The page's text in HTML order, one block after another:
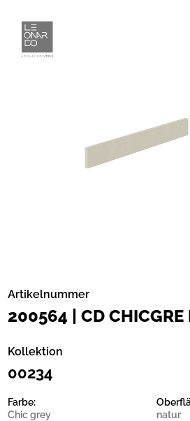
Artikelnummer
200564 | CD CHICGRE
Kollektion
00234
Farbe:
Chic grey
natur